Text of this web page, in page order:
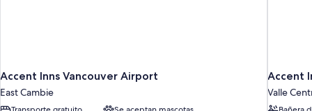
Accent Inns Vancouver Airport
East Cambie
Accent
Valle